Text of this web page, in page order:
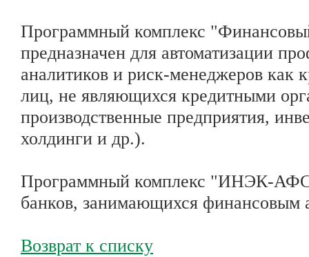
Программный комплекс
предназначен для автоматизации
аналитиков и риск-менеджеров как
лиц, не являющихся кредитными
производственные предприятия,
холдинги и др.).
Программный комплекс "ИНЭК-
банков, занимающихся финансовым
Возврат к списку